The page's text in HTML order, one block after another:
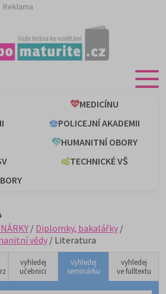
Reklama
MEDICÍNU
POLICEJNÍ AKADEMII
HUMANITNÍ OBORY
TECHNICKÉ VŠ
/ Diplomky, bakalářky /
vědy / Literatura
vyhledej
učebnici
vyhledej
seminárku
vyhledej
ve fulltextu